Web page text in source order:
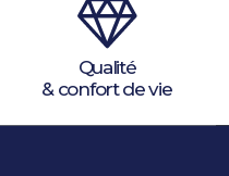
Qualité
& confort de vie